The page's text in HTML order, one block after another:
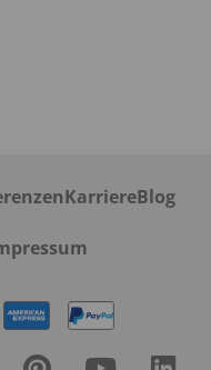
KarriereBlog